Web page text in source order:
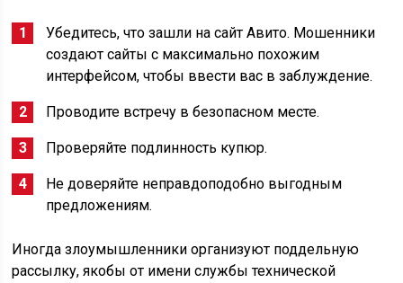
Убедитесь, что зашли на сайт Авито. Мошенники
создают сайты с максимально похожим
интерфейсом, чтобы ввести вас в заблуждение.
Проводите встречу в безопасном месте.
Проверяйте подлинность купюр.
Не доверяйте неправдоподобно выгодным
предложениям.
Иногда злоумышленники организуют поддельную
рассылку, якобы от имени службы технической